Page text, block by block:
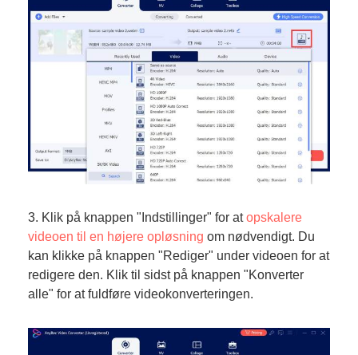
3. Klik på knappen "Indstillinger" for atopskalere
videoen til en højere opløsning om nødvendigt. Du
kan klikke på knappen "Rediger" under videoen for at
redigere den. Klik til sidst på knappen "Konverter
alle" for at fuldføre videokonverteringen.